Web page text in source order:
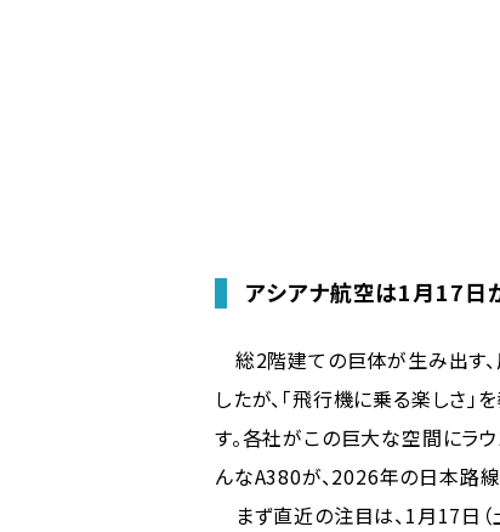
アシアナ航空は1月17日
総2階建ての巨体が生み出す
したが、「飛行機に乗る楽しさ
す。各社がこの巨大な空間にラ
んなA380が、2026年の日本路
まず直近の注目は、1月17日（